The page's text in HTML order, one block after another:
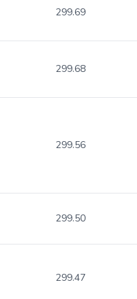
299.69
299.68
299.56
299.50
299.47